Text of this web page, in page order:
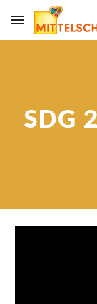
Skip to main
SDG